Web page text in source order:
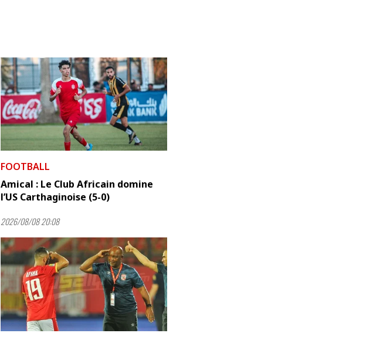
FOOTBALL
Amical : Le Club Africain domine
l’US Carthaginoise (5-0)
2026/08/08 20:08